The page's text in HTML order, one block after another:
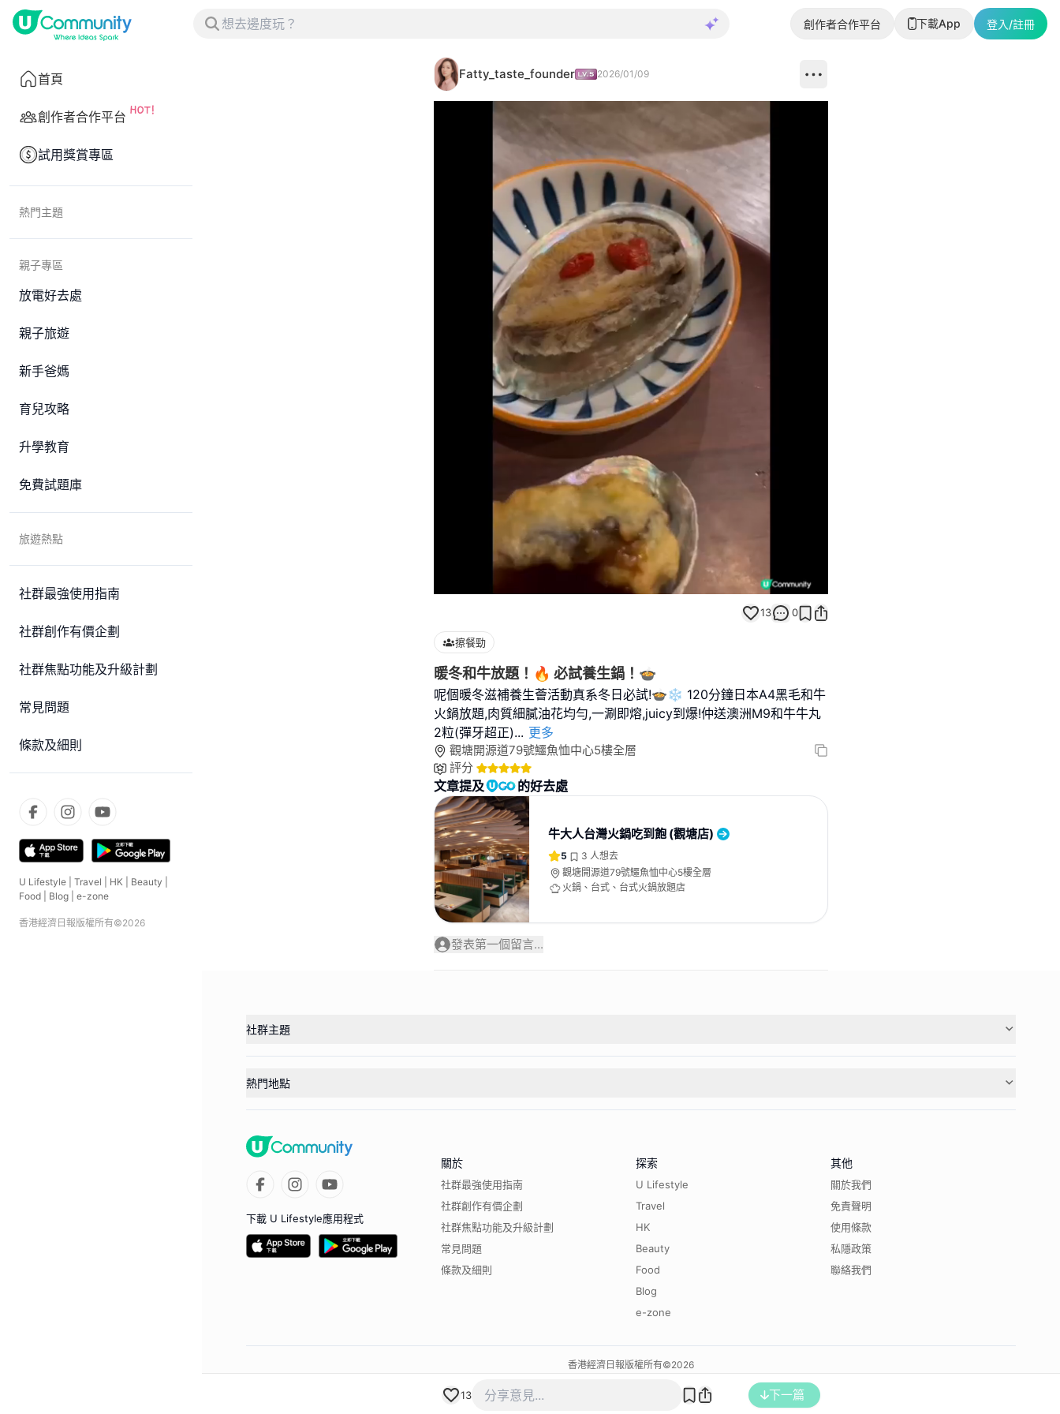
創作者合作平台 下載App 登入/註冊
首頁
創作者合作平台
試用獎賞專區
熱門主題
親子專區
放電好去處
親子旅遊
新手爸媽
育兒攻略
升學教育
免費試題庫
旅遊熱點
社群最強使用指南
社群創作有價企劃
社群焦點功能及升級計劃
常見問題
條款及細則
U Lifestyle Travel HK Beauty
Food
Blog e-zone
香港經濟日報版權所有©2026
Fatty_taste_founder 2026/01/09
Loaded
100.00%
Unmute
13 0
擦餐勁
暖冬和牛放題！🔥 必試養生鍋！🍲
呢個暖冬滋補養生薈活動真系冬日必試!🍲❄️ 120分鐘日本A4黑毛和牛
火鍋放題,肉質細膩油花均勻,一涮即熔,juicy到爆!仲送澳洲M9和牛牛丸
2粒(彈牙超正)... 更多
觀塘開源道79號鱷魚恤中心5樓全層
評分
文章提及 的好去處
牛大人台灣火鍋吃到飽 (觀塘店)
5 3 人想去
觀塘開源道79號鱷魚恤中心5樓全層
火鍋、台式、台式火鍋放題店
發表第一個留言...
13 下一篇
社群主題
熱門地點
下載 U Lifestyle應用程式
關於
社群最強使用指南
社群創作有價企劃
社群焦點功能及升級計劃
常見問題
條款及細則
探索
U Lifestyle
Travel
HK
Beauty
Food
Blog
e-zone
其他
關於我們
免責聲明
使用條款
私隱政策
聯絡我們
香港經濟日報版權所有©2026